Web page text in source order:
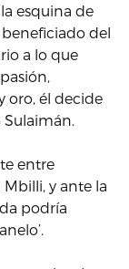
esquina de
beneficiado del
a lo que
oro, él decide
entre
y ante la
podría